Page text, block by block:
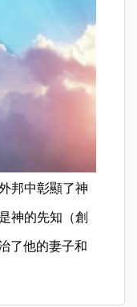
邦中彰顯了神
神的先知（創
了他的妻子和